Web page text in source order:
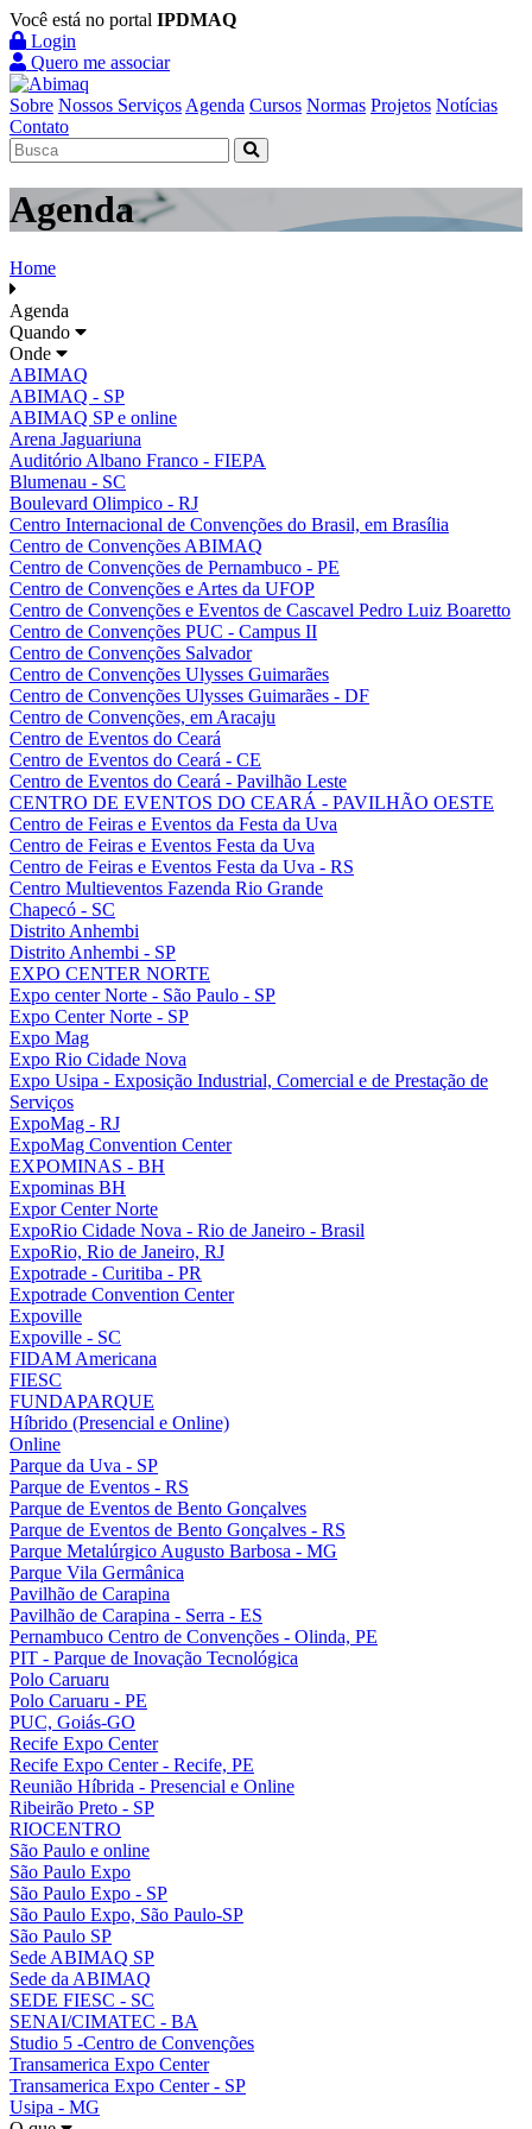
Você está no portal IPDMAQ
Login
Quero me associar
Sobre Nossos Serviços Agenda Cursos Normas Projetos Notícias
Contato
Agenda
Home
Agenda
Quando
Onde
ABIMAQ
ABIMAQ - SP
ABIMAQ SP e online
Arena Jaguariuna
Auditório Albano Franco - FIEPA
Blumenau - SC
Boulevard Olimpico - RJ
Centro Internacional de Convenções do Brasil, em Brasília
Centro de Convenções ABIMAQ
Centro de Convenções de Pernambuco - PE
Centro de Convenções e Artes da UFOP
Centro de Convenções e Eventos de Cascavel Pedro Luiz Boaretto
Centro de Convenções PUC - Campus II
Centro de Convenções Salvador
Centro de Convenções Ulysses Guimarães
Centro de Convenções Ulysses Guimarães - DF
Centro de Convenções, em Aracaju
Centro de Eventos do Ceará
Centro de Eventos do Ceará - CE
Centro de Eventos do Ceará - Pavilhão Leste
CENTRO DE EVENTOS DO CEARÁ - PAVILHÃO OESTE
Centro de Feiras e Eventos da Festa da Uva
Centro de Feiras e Eventos Festa da Uva
Centro de Feiras e Eventos Festa da Uva - RS
Centro Multieventos Fazenda Rio Grande
Chapecó - SC
Distrito Anhembi
Distrito Anhembi - SP
EXPO CENTER NORTE
Expo center Norte - São Paulo - SP
Expo Center Norte - SP
Expo Mag
Expo Rio Cidade Nova
Expo Usipa - Exposição Industrial, Comercial e de Prestação de
Serviços
ExpoMag - RJ
ExpoMag Convention Center
EXPOMINAS - BH
Expominas BH
Expor Center Norte
ExpoRio Cidade Nova - Rio de Janeiro - Brasil
ExpoRio, Rio de Janeiro, RJ
Expotrade - Curitiba - PR
Expotrade Convention Center
Expoville
Expoville - SC
FIDAM Americana
FIESC
FUNDAPARQUE
Híbrido (Presencial e Online)
Online
Parque da Uva - SP
Parque de Eventos - RS
Parque de Eventos de Bento Gonçalves
Parque de Eventos de Bento Gonçalves - RS
Parque Metalúrgico Augusto Barbosa - MG
Parque Vila Germânica
Pavilhão de Carapina
Pavilhão de Carapina - Serra - ES
Pernambuco Centro de Convenções - Olinda, PE
PIT - Parque de Inovação Tecnológica
Polo Caruaru
Polo Caruaru - PE
PUC, Goiás-GO
Recife Expo Center
Recife Expo Center - Recife, PE
Reunião Híbrida - Presencial e Online
Ribeirão Preto - SP
RIOCENTRO
São Paulo e online
São Paulo Expo
São Paulo Expo - SP
São Paulo Expo, São Paulo-SP
São Paulo SP
Sede ABIMAQ SP
Sede da ABIMAQ
SEDE FIESC - SC
SENAI/CIMATEC - BA
Studio 5 -Centro de Convenções
Transamerica Expo Center
Transamerica Expo Center - SP
Usipa - MG